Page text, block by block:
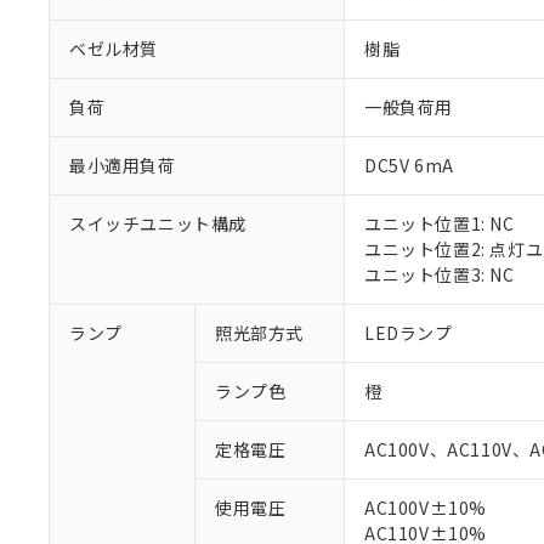
ベゼル材質 樹脂
負荷 一般負荷用
最小適用負荷 DC5V 6mA
スイッチユニット構成
ユニット位置1: NC
ユニット位置2: 点灯
ユニット位置3: NC
ランプ 照光部方式 LEDランプ
ランプ色 橙
定格電圧 AC100V、AC110V、
使用電圧
AC100V±10%
AC110V±10%
ご利用条件
※1 対応状況
対応予定なし：
調査・確認中：
非該当品：ライセ
仕入先様の事情に
※1 中国